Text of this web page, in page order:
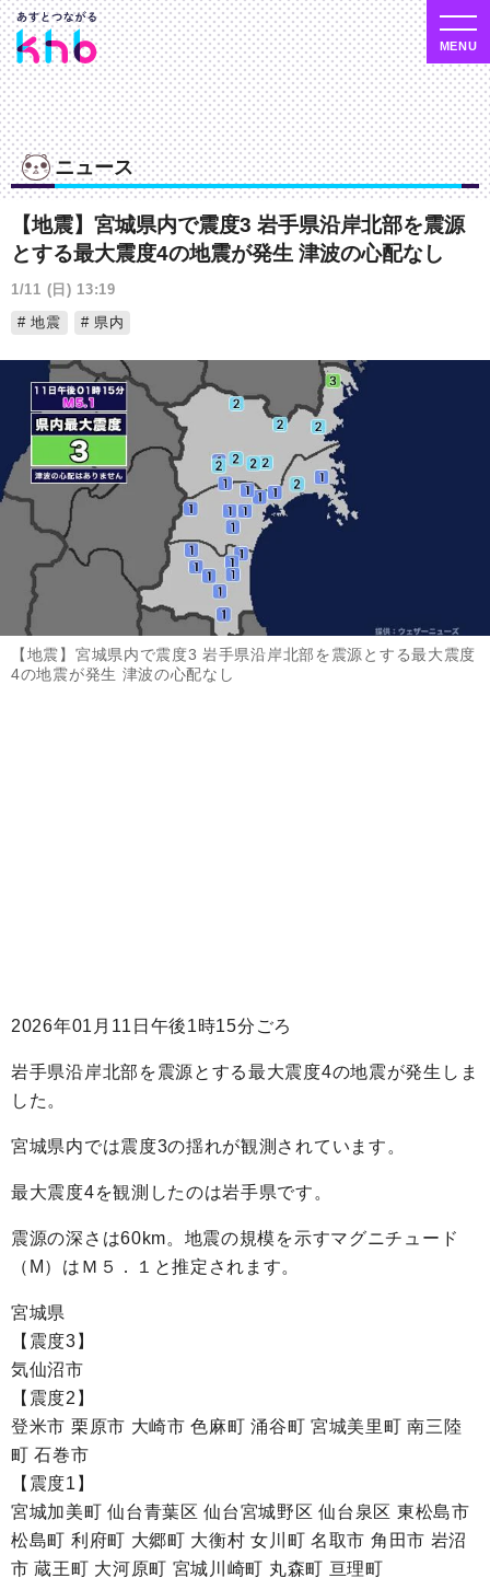
ニュース
【地震】宮城県内で震度3 岩手県沿岸北部を震源
とする最大震度4の地震が発生 津波の心配なし
1/11 (日) 13:19
地震
県内
【地震】宮城県内で震度3 岩手県沿岸北部を震源とする最大震度
4の地震が発生 津波の心配なし
2026年01月11日午後1時15分ごろ
岩手県沿岸北部を震源とする最大震度4の地震が発生しま
した。
宮城県内では震度3の揺れが観測されています。
最大震度4を観測したのは岩手県です。
震源の深さは60km。地震の規模を示すマグニチュード
（M）はＭ５．１と推定されます。
宮城県
【震度3】
気仙沼市
【震度2】
登米市 栗原市 大崎市 色麻町 涌谷町 宮城美里町 南三陸
町 石巻市
【震度1】
宮城加美町 仙台青葉区 仙台宮城野区 仙台泉区 東松島市
松島町 利府町 大郷町 大衡村 女川町 名取市 角田市 岩沼
市 蔵王町 大河原町 宮城川崎町 丸森町 亘理町